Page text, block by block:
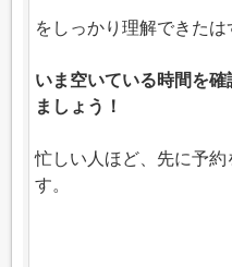
をしっかり理解できたは
いま空いている時間を
ましょう！
忙しい人ほど、先に予
す。